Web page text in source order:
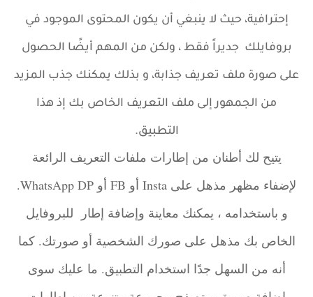
إحترافية، حيث لا ينبغي أن يكون المحتوى الموجود في
بروفايلك جديراً فقط ، ولكن من المهم أيضًا الحصول
على صورة ملف تعريف جذابة، و بذلك يمكنك جذب المزيد
من الجمهور إلى ملف التعريف الخاص بك إذ هذا
التطبيق.
يتيح لك أطنان من إطارات ملفات التعريف الرائعة
لإضفاء مظهر مذهل على Insta أو FB أو WhatsApp DP.
و باستخدامه ، يمكنك معاينة وإضافة إطار للبروفايل
الخاص بك مذهل على صورك الشخصية أو صورتك. كما
أنه من السهل جدًا استخدام التطبيق. ما عليك سوى